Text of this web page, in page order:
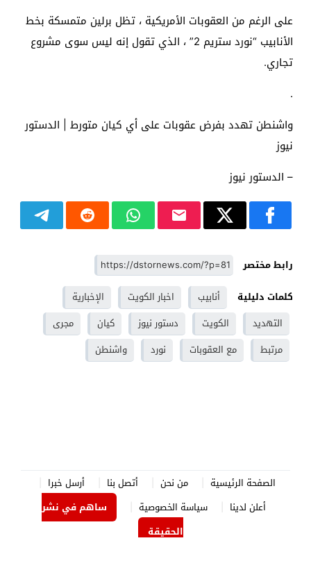
على الرغم من العقوبات الأمريكية ، تظل برلين متمسكة بخط
الأنابيب “نورد ستريم 2” ، الذي تقول إنه ليس سوى مشروع
تجاري.
.
واشنطن تهدد بفرض عقوبات على أي كيان متورط | الدستور
نيوز
– الدستور نيوز
رابط مختصر
كلمات دليلية
أنابيب اخبار الكويت
الإخبارية
التهديد
الكويت دستور نيوز كيان
مجرى
مرتبط
مع العقوبات نورد واشنطن
الصفحة الرئيسية من نحن أتصل بنا
أرسل خبرا
أعلن لدينا
سياسة الخصوصية
ساهم في نشر
الحقيقة